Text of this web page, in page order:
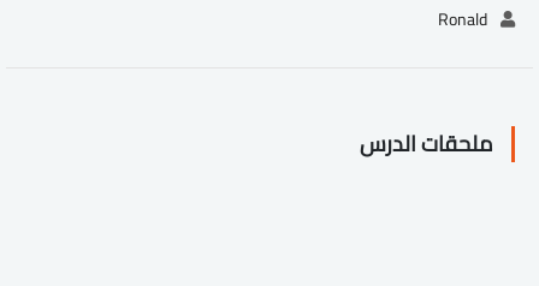
ملحقات الدرس